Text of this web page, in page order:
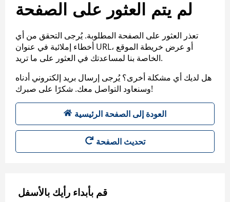
لم يتم العثور على الصفحة
تعذر العثور على الصفحة المطلوبة. يُرجى التحقق من أي
أخطاء إملائية في عنوان URL، أو عرض خريطة الموقع
الخاصة بنا لمساعدتك في العثور على ما تريد.
هل لديك أي مشكلة أخرى؟ يُرجى إرسال بريد إلكتروني أدناه
وسنعاود التواصل معك. شكرًا على صبرك!
العودة إلى الصفحة الرئيسية
تحديث الصفحة
قم بأبداء رأيك بالأسفل